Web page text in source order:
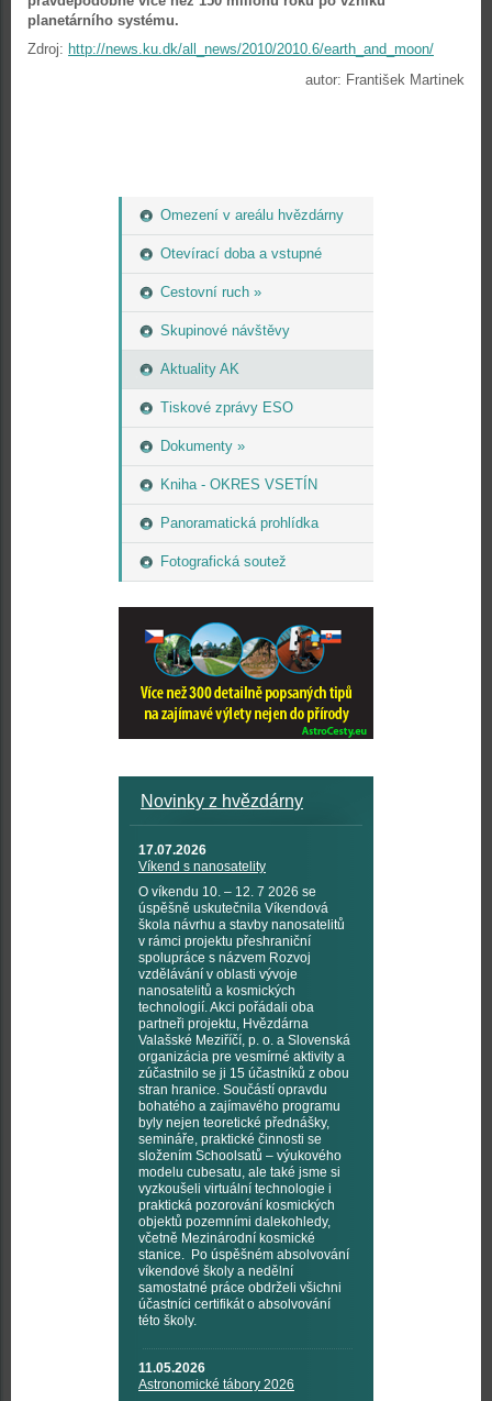
Omezení v areálu hvězdárny
Otevírací doba a vstupné
Cestovní ruch »
Skupinové návštěvy
Aktuality AK
Tiskové zprávy ESO
Dokumenty »
Kniha - OKRES VSETÍN
Panoramatická prohlídka
Fotografická soutež
Novinky z hvězdárny
17.07.2026
Víkend s nanosatelity
O víkendu 10. – 12. 7 2026 se
úspěšně uskutečnila Víkendová
škola návrhu a stavby nanosatelitů
v rámci projektu přeshraniční
spolupráce s názvem Rozvoj
vzdělávání v oblasti vývoje
nanosatelitů a kosmických
technologií. Akci pořádali oba
partneři projektu, Hvězdárna
Valašské Meziříčí, p. o. a Slovenská
organizácia pre vesmírné aktivity a
zúčastnilo se ji 15 účastníků z obou
stran hranice. Součástí opravdu
bohatého a zajímavého programu
byly nejen teoretické přednášky,
semináře, praktické činnosti se
složením Schoolsatů – výukového
modelu cubesatu, ale také jsme si
vyzkoušeli virtuální technologie i
praktická pozorování kosmických
objektů pozemními dalekohledy,
včetně Mezinárodní kosmické
stanice. Po úspěšném absolvování
víkendové školy a nedělní
samostatné práce obdrželi všichni
účastníci certifikát o absolvování
této školy.
11.05.2026
Astronomické tábory 2026
planetárního systému.
Zdroj: http://news.ku.dk/all_news/2010/2010.6/earth_and_moon/
autor: František Martinek